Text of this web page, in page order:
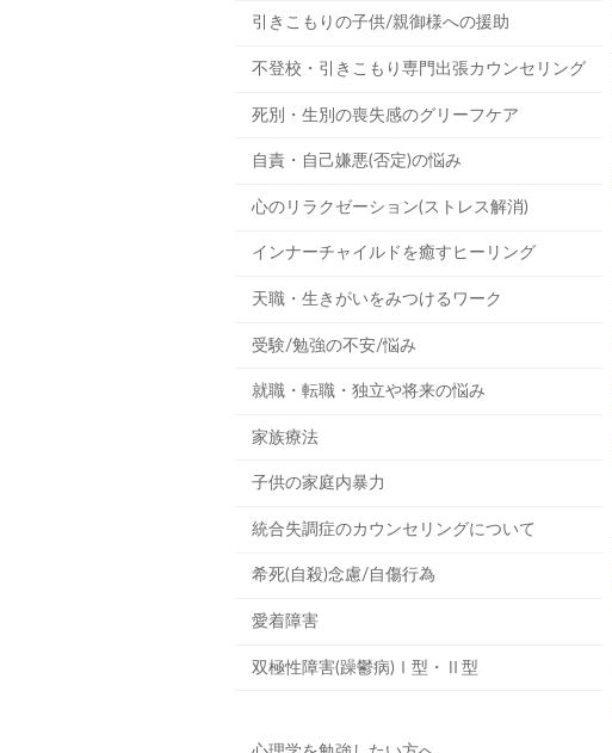
引きこもりの子供/親御様への援助
不登校・引きこもり専門出張カウンセリング
死別・生別の喪失感のグリーフケア
自責・自己嫌悪(否定)の悩み
心のリラクゼーション(ストレス解消)
インナーチャイルドを癒すヒーリング
天職・生きがいをみつけるワーク
受験/勉強の不安/悩み
就職・転職・独立や将来の悩み
家族療法
子供の家庭内暴力
統合失調症のカウンセリングについて
希死(自殺)念慮/自傷行為
愛着障害
双極性障害(躁鬱病)Ⅰ型・Ⅱ型